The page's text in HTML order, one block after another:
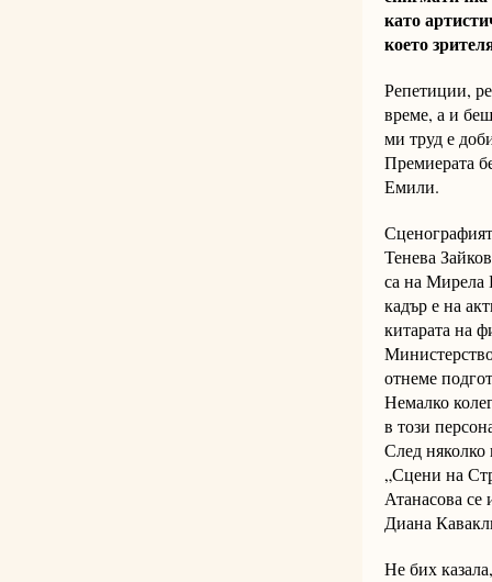
като
което
Репетиции,
време, а и
ми труд е
Премиерата
Емили.
Тенева
са на Мирела
кадър е на
китарата на
отнеме
Немалко
в този
След няколко
„Сцени на
Атанасова се
Диана
Не бих